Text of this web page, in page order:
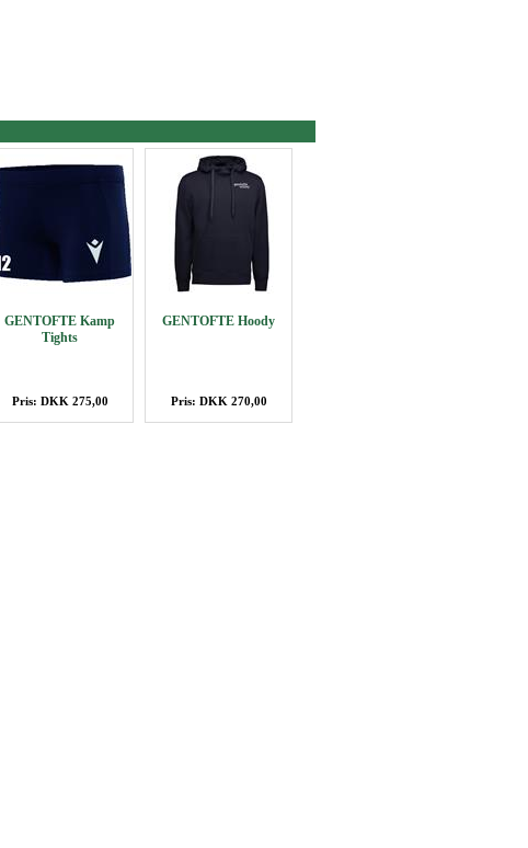
GENTOFTE Kamp
Tights
Pris: DKK 275,00
GENTOFTE Hoody
Pris: DKK 270,00